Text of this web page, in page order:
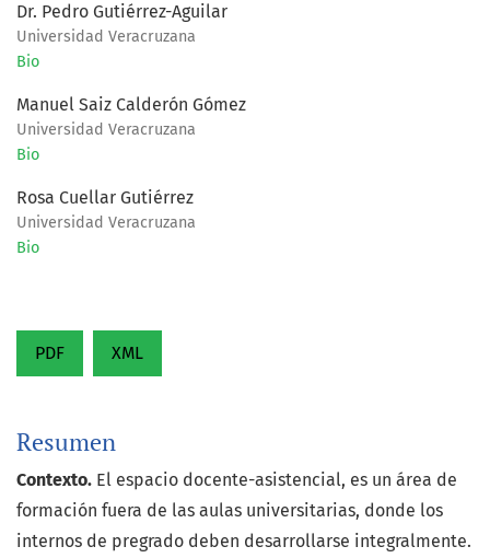
Dr. Pedro Gutiérrez-Aguilar
Universidad Veracruzana
Bio
Manuel Saiz Calderón Gómez
Universidad Veracruzana
Bio
Rosa Cuellar Gutiérrez
Universidad Veracruzana
Bio
PDF XML
Resumen
Contexto. El espacio docente-asistencial, es un área de
formación fuera de las aulas universitarias, donde los
internos de pregrado deben desarrollarse integralmente.